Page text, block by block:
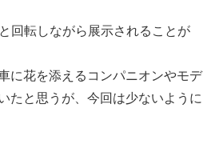
回転しながら展示されることが
に花を添えるコンパニオンやモデ
たと思うが、今回は少ないように